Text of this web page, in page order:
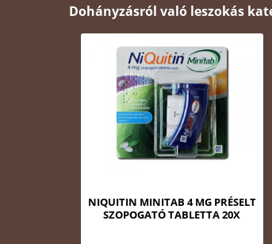
Dohányzásról való leszokás
NIQUITIN MINITAB 4 MG PRÉSELT
SZOPOGATÓ TABLETTA 20X